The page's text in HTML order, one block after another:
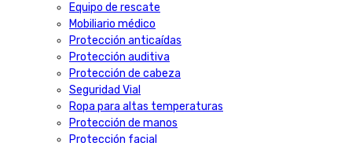
Equipo de rescate
Mobiliario médico
Protección anticaídas
Protección auditiva
Protección de cabeza
Seguridad Vial
Ropa para altas temperaturas
Protección de manos
Protección facial